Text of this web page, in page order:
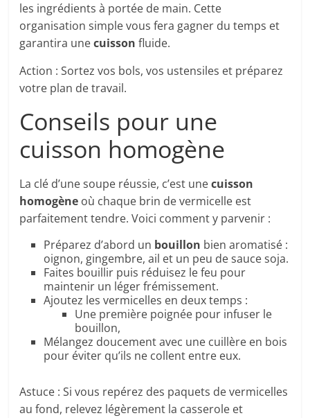
les ingrédients à portée de main. Cette
organisation simple vous fera gagner du temps et
garantira unecuisson fluide.
Action : Sortez vos bols, vos ustensiles et préparez
votre plan de travail.
Conseils pour une
cuisson homogène
La clé d’une soupe réussie, c’est unecuisson
homogène où chaque brin de vermicelle est
parfaitement tendre. Voici comment y parvenir :
Préparez d’abord un bouillon bien aromatisé :
oignon, gingembre, ail et un peu de sauce soja.
Faites bouillir puis réduisez le feu pour
maintenir un léger frémissement.
Ajoutez les vermicelles en deux temps :
Une première poignée pour infuser le
bouillon,
Mélangez doucement avec une cuillère en bois
pour éviter qu’ils ne collent entre eux.
Astuce : Si vous repérez des paquets de vermicelles
au fond, relevez légèrement la casserole et